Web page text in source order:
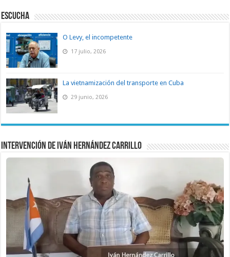
ESCUCHA
O Levy, el incompetente
17 julio, 2026
La vietnamización del transporte en Cuba
29 junio, 2026
Intervención de Iván Hernández Carrillo